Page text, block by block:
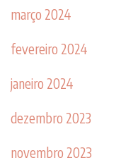
março 2024
fevereiro 2024
janeiro 2024
dezembro 2023
novembro 2023